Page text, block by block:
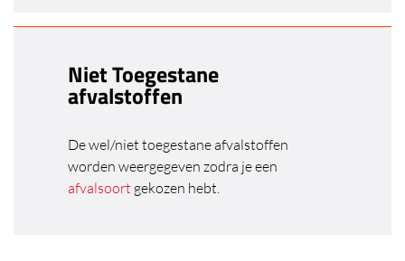
Niet Toegestane
afvalstoffen
De wel/niet toegestane afvalstoffen
worden weergegeven zodra je een
afvalsoort gekozen hebt.